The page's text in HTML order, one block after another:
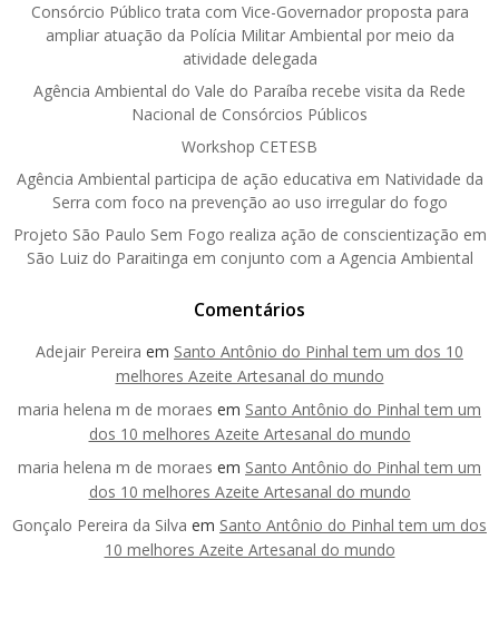
Consórcio Público trata com Vice-Governador proposta para
ampliar atuação da Polícia Militar Ambiental por meio da
atividade delegada
Agência Ambiental do Vale do Paraíba recebe visita da Rede
Nacional de Consórcios Públicos
Workshop CETESB
Agência Ambiental participa de ação educativa em Natividade da
Serra com foco na prevenção ao uso irregular do fogo
Projeto São Paulo Sem Fogo realiza ação de conscientização em
São Luiz do Paraitinga em conjunto com a Agencia Ambiental
Comentários
Adejair Pereira em Santo Antônio do Pinhal tem um dos 10
melhores Azeite Artesanal do mundo
maria helena m de moraes em Santo Antônio do Pinhal tem um
dos 10 melhores Azeite Artesanal do mundo
maria helena m de moraes em Santo Antônio do Pinhal tem um
dos 10 melhores Azeite Artesanal do mundo
Gonçalo Pereira da Silva em Santo Antônio do Pinhal tem um dos
10 melhores Azeite Artesanal do mundo